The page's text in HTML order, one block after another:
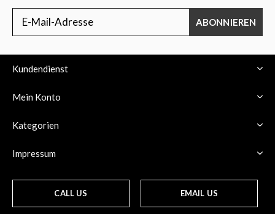
ABONNIEREN
Kundendienst
Mein Konto
Kategorien
Impressum
CALL US EMAIL US